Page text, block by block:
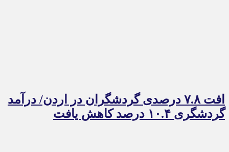
افت ۷.۸ درصدی گردشگران در اردن/ درآمد
گردشگری ۱۰.۴ درصد کاهش یافت